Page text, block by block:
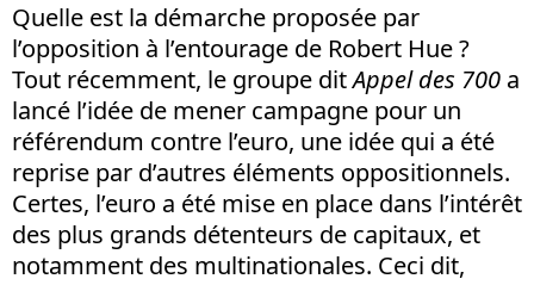
Quelle est la démarche proposée par
l’opposition à l’entourage de Robert Hue ?
Tout récemment, le groupe ditAppel des 700 a
lancé l’idée de mener campagne pour un
référendum contre l’euro, une idée qui a été
reprise par d’autres éléments oppositionnels.
Certes, l’euro a été mise en place dans l’intérêt
des plus grands détenteurs de capitaux, et
notamment des multinationales. Ceci dit,